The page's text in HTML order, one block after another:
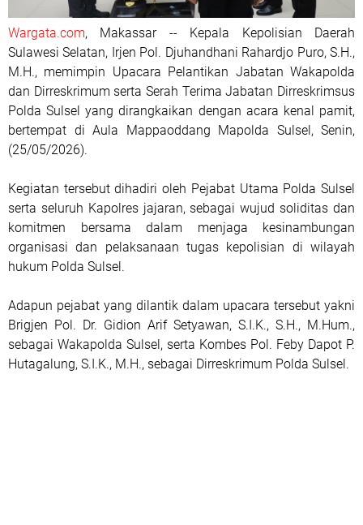
Wargata.com, Makassar -- Kepala Kepolisian Daerah
Sulawesi Selatan, Irjen Pol. Djuhandhani Rahardjo Puro, S.H.,
M.H., memimpin Upacara Pelantikan Jabatan Wakapolda
dan Dirreskrimum serta Serah Terima Jabatan Dirreskrimsus
Polda Sulsel yang dirangkaikan dengan acara kenal pamit,
bertempat di Aula Mappaoddang Mapolda Sulsel, Senin,
(25/05/2026).
Kegiatan tersebut dihadiri oleh Pejabat Utama Polda Sulsel
serta seluruh Kapolres jajaran, sebagai wujud soliditas dan
komitmen bersama dalam menjaga kesinambungan
organisasi dan pelaksanaan tugas kepolisian di wilayah
hukum Polda Sulsel.
Adapun pejabat yang dilantik dalam upacara tersebut yakni
Brigjen Pol. Dr. Gidion Arif Setyawan, S.I.K., S.H., M.Hum.,
sebagai Wakapolda Sulsel, serta Kombes Pol. Feby Dapot P.
Hutagalung, S.I.K., M.H., sebagai Dirreskrimum Polda Sulsel.